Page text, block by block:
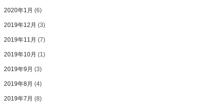
2020年1月 (6)
2019年12月 (3)
2019年11月 (7)
2019年10月 (1)
2019年9月 (3)
2019年8月 (4)
2019年7月 (8)